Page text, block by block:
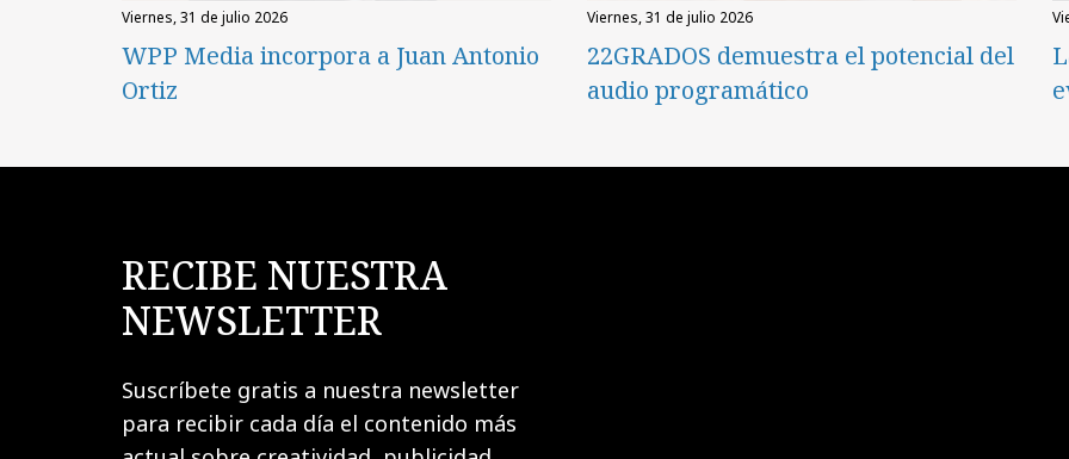
viernes, 31 de julio 2026
WPP Media incorpora a Juan Antonio
Ortiz
viernes, 31 de julio 2026
22GRADOS demuestra el potencial del
audio programático
RECIBE NUESTRA
NEWSLETTER
Suscríbete gratis a nuestra newsletter
para recibir cada día el contenido más